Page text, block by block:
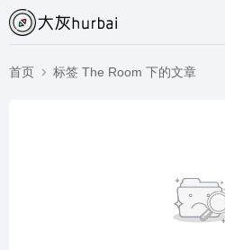
首页 标签 The Room 下的文章